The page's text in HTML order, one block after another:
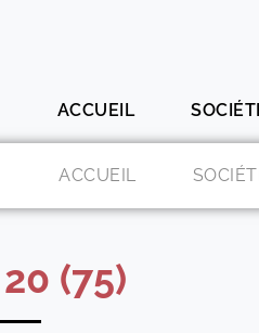
ACCUEIL
ACCUEIL
(75)